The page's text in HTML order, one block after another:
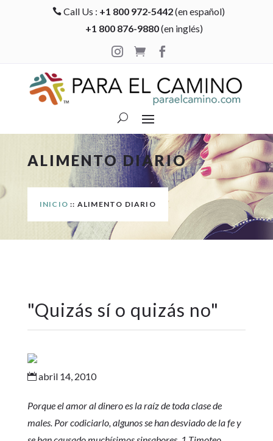
 Call Us : +1 800 972-5442(en español)
+1 800 876-9880(en inglés)

 
ALIMENTO DIARIO
INICIO :: ALIMENTO DIARIO
"Quizás sí o quizás no"
abril 14, 2010
Porque el amor al dinero es la raíz de toda clase de
males. Por codiciarlo, algunos se han desviado de la fe y